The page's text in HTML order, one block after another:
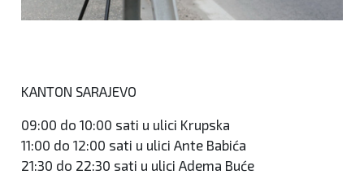
KANTON SARAJEVO
09:00 do 10:00 sati u ulici Krupska
11:00 do 12:00 sati u ulici Ante Babića
21:30 do 22:30 sati u ulici Adema Buće